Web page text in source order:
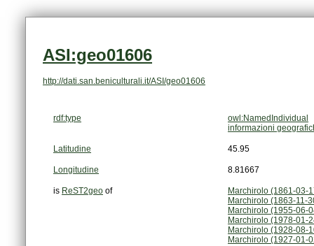
ASI:geo01606
http://dati.san.beniculturali.it/ASI/geo01606
rdf:type
owl:NamedIndividual
informazioni
Latitudine 45.95
Longitudine 8.81667
is ReST2geo of
Marchirolo (1861-03-
Marchirolo (1863-11-
Marchirolo (1955-06-
Marchirolo (1978-01-
Marchirolo (1928-08-
Marchirolo (1927-01-